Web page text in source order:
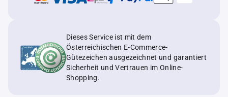
Dieses Service ist mit dem
Österreichischen E-Commerce-
Gütezeichen ausgezeichnet und garantiert
Sicherheit und Vertrauen im Online-
Shopping.